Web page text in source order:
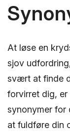
At løse en
sjov
svært at finde
forvirret dig,
synonymer for
at fuldføre din